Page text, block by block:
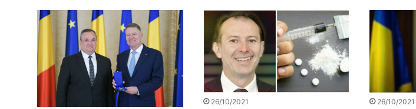
26/10/2021 26/10/2021